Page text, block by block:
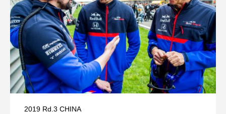
2019 Rd.3 CHINA